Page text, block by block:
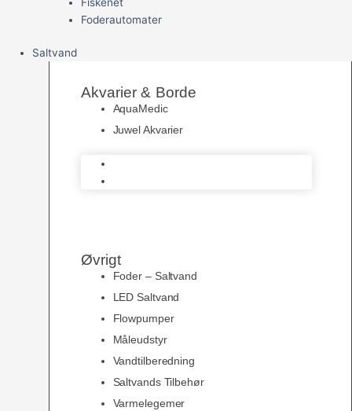
Foderautomater
Saltvand
Akvarier & Borde
AquaMedic
Juwel Akvarier
Øvrigt
Foder – Saltvand
LED Saltvand
Flowpumper
Måleudstyr
Vandtilberedning
Saltvands Tilbehør
Varmelegemer